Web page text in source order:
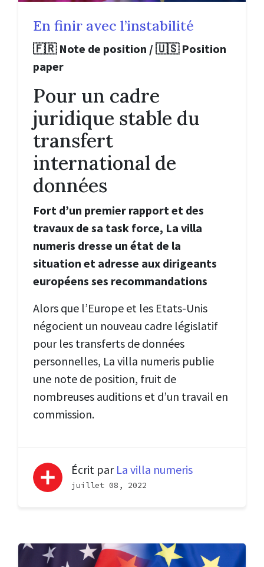
En finir avec l’instabilité
🇫🇷 Note de position / 🇺🇸 Position
paper
Pour un cadre
juridique stable du
transfert
international de
données
Fort d’un premier rapport et des
travaux de sa task force, La villa
numeris dresse un état de la
situation et adresse aux dirigeants
européens ses recommandations
Alors que l’Europe et les Etats-Unis
négocient un nouveau cadre législatif
pour les transferts de données
personnelles, La villa numeris publie
une note de position, fruit de
nombreuses auditions et d’un travail en
commission.
Écrit par La villa numeris
juillet 08, 2022